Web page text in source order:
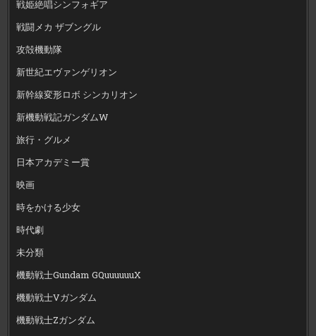
戦姫絶唱シンフォギア
戦闘メカ ザブングル
攻殻機動隊
新世紀エヴァンゲリオン
新幹線変形ロボ シンカリオン
新機動戦記ガンダムW
旅行・グルメ
日本アカデミー賞
映画
時をかける少女
時代劇
未分類
機動戦士Gundam GQuuuuuuX
機動戦士Vガンダム
機動戦士Zガンダム